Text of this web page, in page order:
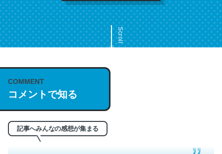
Scroll
COMMENT
コメントで知る
記事へみんなの感想が集まる
これは名文。彼はとてもクレバーなんだろうなと凄く思
う。英語少しでも読める人は原文もお勧め。自分はこの流
─今のこの状況が信じられるかい？ by ラーズ・ヌートバー